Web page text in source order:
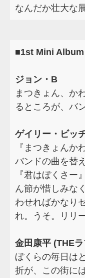
なんだか壮大な
■1st Mini Album
ジョン・B
まつきょん、か
るところが、バ
ゲイリー・ビッ
『まつきょん
バンドの曲を替
『君はぼくさ
ん節が惜しみな
わせればかなり
れ。うそ。リリ
金田康平 (THE
ぼくらの毎日は
折が、この街に